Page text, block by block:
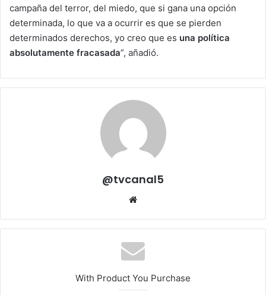
campaña del terror, del miedo, que si gana una opción
determinada, lo que va a ocurrir es que se pierden
determinados derechos, yo creo que es una política
absolutamente fracasada”, añadió.
@tvcanal5
With Product You Purchase